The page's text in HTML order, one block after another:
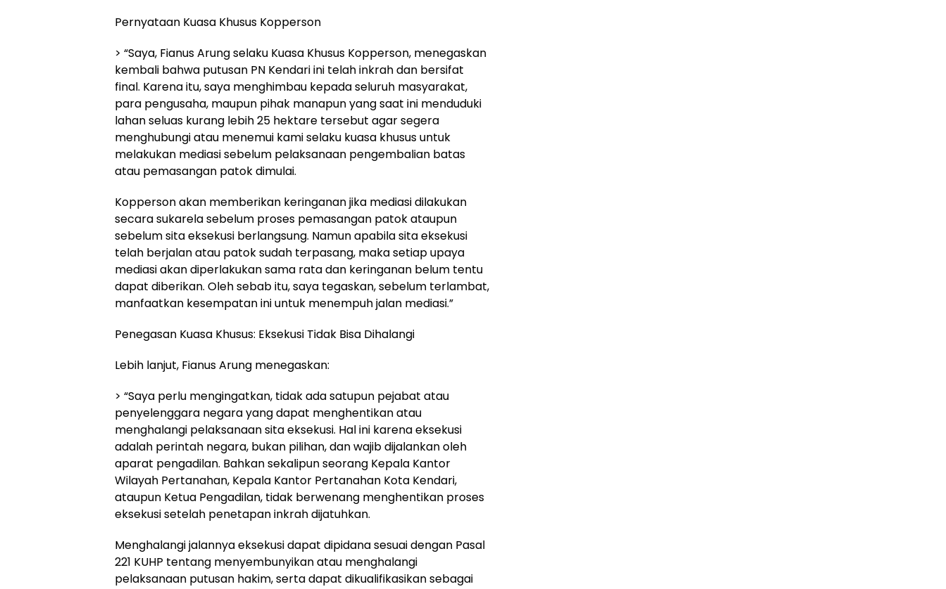
Pernyataan Kuasa Khusus Kopperson
> “Saya, Fianus Arung selaku Kuasa Khusus Kopperson, menegaskan
kembali bahwa putusan PN Kendari ini telah inkrah dan bersifat
final. Karena itu, saya menghimbau kepada seluruh masyarakat,
para pengusaha, maupun pihak manapun yang saat ini menduduki
lahan seluas kurang lebih 25 hektare tersebut agar segera
menghubungi atau menemui kami selaku kuasa khusus untuk
melakukan mediasi sebelum pelaksanaan pengembalian batas
atau pemasangan patok dimulai.
Kopperson akan memberikan keringanan jika mediasi dilakukan
secara sukarela sebelum proses pemasangan patok ataupun
sebelum sita eksekusi berlangsung. Namun apabila sita eksekusi
telah berjalan atau patok sudah terpasang, maka setiap upaya
mediasi akan diperlakukan sama rata dan keringanan belum tentu
dapat diberikan. Oleh sebab itu, saya tegaskan, sebelum terlambat,
manfaatkan kesempatan ini untuk menempuh jalan mediasi.”
Penegasan Kuasa Khusus: Eksekusi Tidak Bisa Dihalangi
Lebih lanjut, Fianus Arung menegaskan:
> “Saya perlu mengingatkan, tidak ada satupun pejabat atau
penyelenggara negara yang dapat menghentikan atau
menghalangi pelaksanaan sita eksekusi. Hal ini karena eksekusi
adalah perintah negara, bukan pilihan, dan wajib dijalankan oleh
aparat pengadilan. Bahkan sekalipun seorang Kepala Kantor
Wilayah Pertanahan, Kepala Kantor Pertanahan Kota Kendari,
ataupun Ketua Pengadilan, tidak berwenang menghentikan proses
eksekusi setelah penetapan inkrah dijatuhkan.
Menghalangi jalannya eksekusi dapat dipidana sesuai dengan Pasal
221 KUHP tentang menyembunyikan atau menghalangi
pelaksanaan putusan hakim, serta dapat dikualifikasikan sebagai